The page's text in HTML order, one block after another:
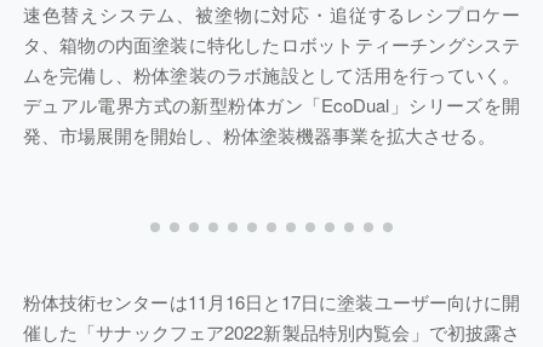
速色替えシステム、被塗物に対応・追従するレシプロケー
タ、箱物の内面塗装に特化したロボットティーチングシステ
ムを完備し、粉体塗装のラボ施設として活用を行っていく。
デュアル電界方式の新型粉体ガン「EcoDual」シリーズを開
発、市場展開を開始し、粉体塗装機器事業を拡大させる。
粉体技術センターは11月16日と17日に塗装ユーザー向けに開
催した「サナックフェア2022新製品特別内覧会」で初披露さ